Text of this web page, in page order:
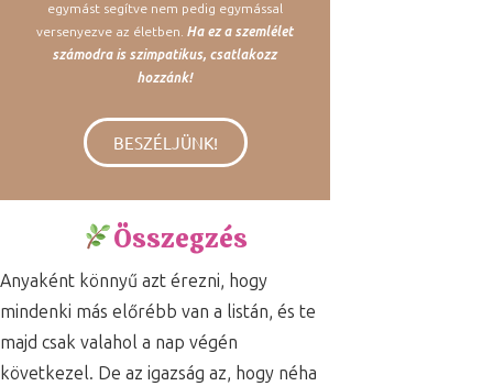
egymást segítve nem pedig egymással
versenyezve az életben. Ha ez a szemlélet
számodra is szimpatikus, csatlakozz
hozzánk!
BESZÉLJÜNK!
Összegzés
Anyaként könnyű azt érezni, hogy
mindenki más előrébb van a listán, és te
majd csak valahol a nap végén
következel. De az igazság az, hogy néha